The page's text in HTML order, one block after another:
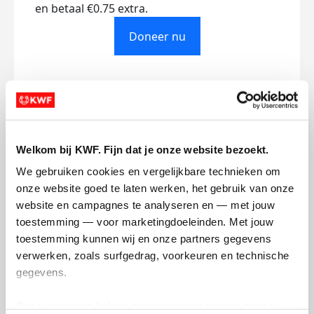
Welkom bij KWF. Fijn dat je onze website bezoekt.
We gebruiken cookies en vergelijkbare technieken om
onze website goed te laten werken, het gebruik van onze
website en campagnes te analyseren en — met jouw
toestemming — voor marketingdoeleinden. Met jouw
toestemming kunnen wij en onze partners gegevens
verwerken, zoals surfgedrag, voorkeuren en technische
gegevens.
en betaal €0.75 extra.
Doneer nu
Opgehaald
€165
Streefbedrag
€18.000
Doneer Word lid van ons team
Mijn updates